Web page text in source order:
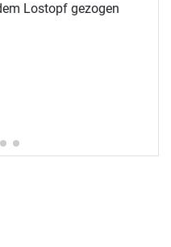
Jetzt reinlesen!